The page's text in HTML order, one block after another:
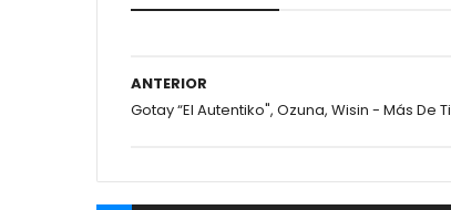
ANTERIOR
Gotay “El Autentiko", Ozuna, Wisin - Más De Ti